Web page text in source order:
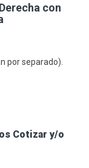
con
por separado).
Cotizar y/o